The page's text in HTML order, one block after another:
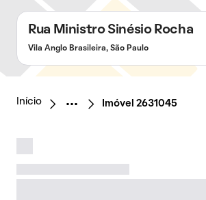
Rua Ministro Sinésio Rocha
Vila Anglo Brasileira, São Paulo
Início Imóvel 2631045